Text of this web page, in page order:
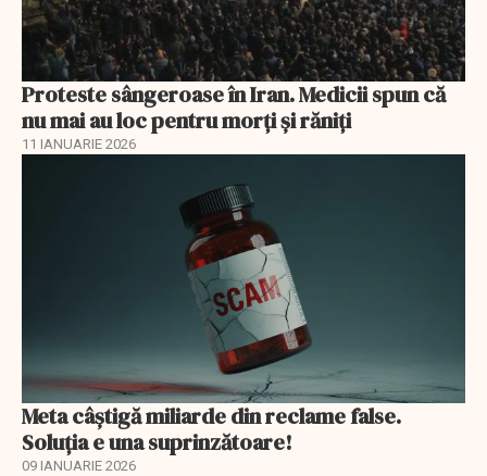
Proteste sângeroase în Iran. Medicii spun că
nu mai au loc pentru morți și răniți
11 IANUARIE 2026
Meta câștigă miliarde din reclame false.
Soluția e una suprinzătoare!
09 IANUARIE 2026